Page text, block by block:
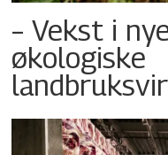
– Vekst i
økologiske